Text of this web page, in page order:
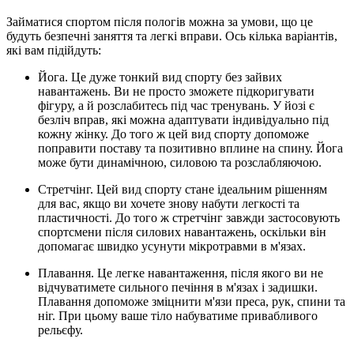
Займатися спортом після пологів можна за умови, що це
будуть безпечні заняття та легкі вправи. Ось кілька варіантів,
які вам підійдуть:
Йога. Це дуже тонкий вид спорту без зайвих
навантажень. Ви не просто зможете підкоригувати
фігуру, а й розслабитесь під час тренувань. У йозі є
безліч вправ, які можна адаптувати індивідуально під
кожну жінку. До того ж цей вид спорту допоможе
поправити поставу та позитивно вплине на спину. Йога
може бути динамічною, силовою та розслабляючою.
Стретчінг. Цей вид спорту стане ідеальним рішенням
для вас, якщо ви хочете знову набути легкості та
пластичності. До того ж стретчінг завжди застосовують
спортсмени після силових навантажень, оскільки він
допомагає швидко усунути мікротравми в м'язах.
Плавання. Це легке навантаження, після якого ви не
відчуватимете сильного печіння в м'язах і задишки.
Плавання допоможе зміцнити м'язи преса, рук, спини та
ніг. При цьому ваше тіло набуватиме привабливого
рельєфу.